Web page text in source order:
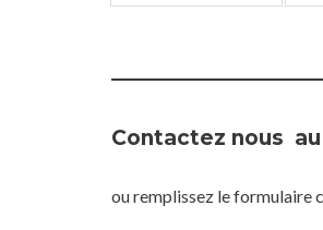
Contactez nous au
ou remplissez le formulaire